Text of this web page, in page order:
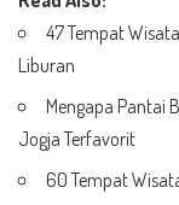
47 Tempat
Liburan
Mengapa Pantai
Jogja Terfavorit
60 Tempat